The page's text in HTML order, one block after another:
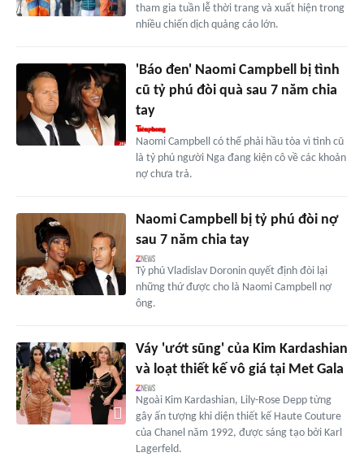
tham gia tuần lễ thời trang và xuất hiện trong
nhiều chiến dịch quảng cáo lớn.
'Báo đen' Naomi Campbell bị tình
cũ tỷ phú đòi quà sau 7 năm chia
tay
Naomi Campbell có thể phải hầu tòa vì tình cũ
là tỷ phú người Nga đang kiện cô về các khoản
nợ chưa trả.
Naomi Campbell bị tỷ phú đòi nợ
sau 7 năm chia tay
Tỷ phú Vladislav Doronin quyết định đòi lại
những thứ được cho là Naomi Campbell nợ
ông.
Váy 'ướt sũng' của Kim Kardashian
và loạt thiết kế vô giá tại Met Gala
Ngoài Kim Kardashian, Lily-Rose Depp từng
gây ấn tượng khi diện thiết kế Haute Couture
của Chanel năm 1992, được sáng tạo bởi Karl
Lagerfeld.